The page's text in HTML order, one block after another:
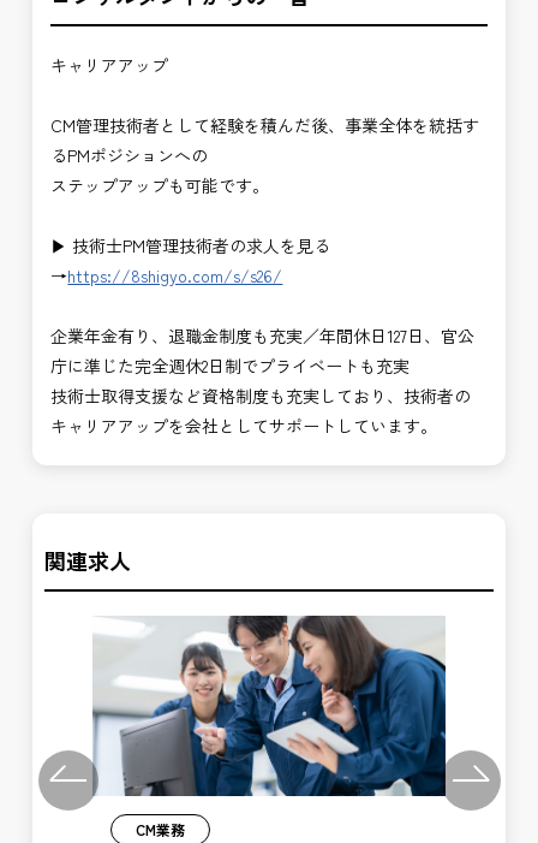
キャリアアップ
CM管理技術者として経験を積んだ後、事業全体を統括す
るPMポジションへの
ステップアップも可能です。
▶ 技術士PM管理技術者の求人を見る
→https://8shigyo.com/s/s26/
企業年金有り、退職金制度も充実／年間休日127日、官公
庁に準じた完全週休2日制でプライベートも充実
技術士取得支援など資格制度も充実しており、技術者の
キャリアアップを会社としてサポートしています。
関連求人
Previous
CM業務
Next